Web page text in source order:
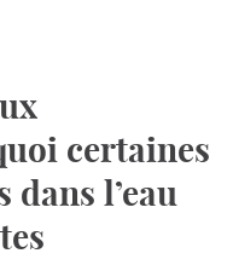
certaines
dans l’eau